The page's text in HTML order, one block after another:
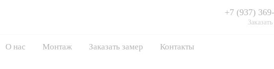
+7 (937)
О нас Монтаж Заказать замер Контакты